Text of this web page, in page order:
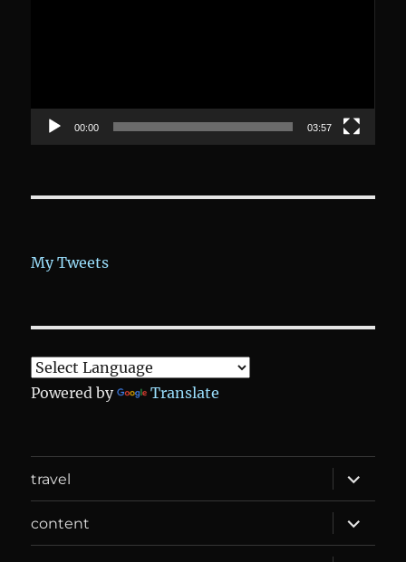
00:00 03:57
My Tweets
Powered by Translate
travel
expand
child
menu
content
expand
child
menu